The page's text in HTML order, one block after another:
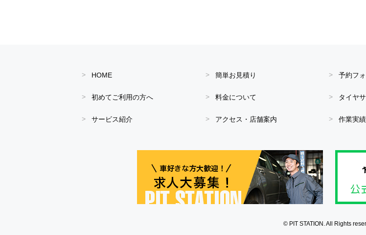
HOME
初めてご利用の方へ
サービス紹介
簡単お見積り
料金について
アクセス・店舗案内
予約フ
タイヤ
作業実績
© PIT STATION. All Rights